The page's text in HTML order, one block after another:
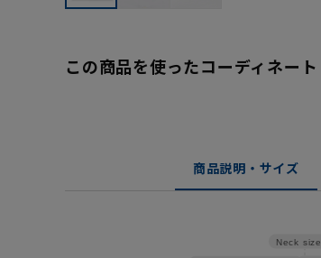
この商品を使ったコーディネート
商品説明・サイズ
Neck size